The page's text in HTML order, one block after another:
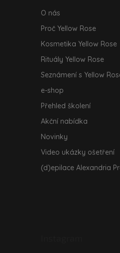
O nás
Proč Yellow Rose
Kosmetika Yellow Rose
Rituály Yellow Rose
Seznámení s Yellow
e-shop
Přehled školení
Akční nabídka
Novinky
Video ukázky ošetření
(d)epilace Alexandria